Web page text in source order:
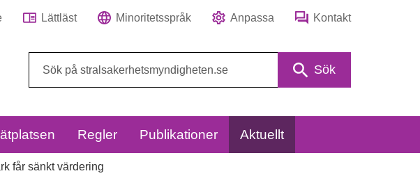
Lättläst Minoritetsspråk Anpassa Kontakt
Sök
Regler Publikationer Aktuellt
får sänkt värdering